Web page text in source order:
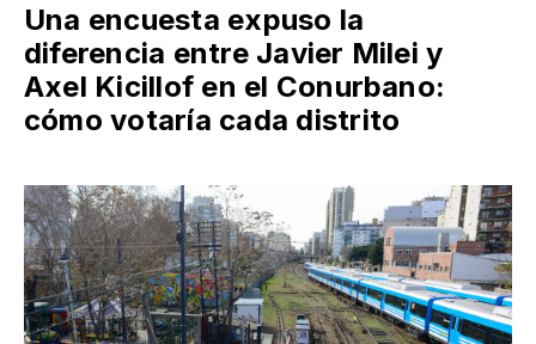
Una encuesta expuso la
diferencia entre Javier Milei y
Axel Kicillof en el Conurbano:
cómo votaría cada distrito